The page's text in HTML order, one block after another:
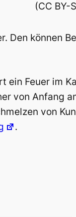
(CC BY-
Den können
ein Feuer im
von Anfang
von
.